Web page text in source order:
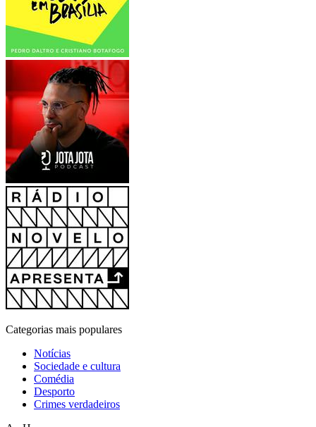
Categorias mais populares
Notícias
Sociedade e cultura
Comédia
Desporto
Crimes verdadeiros